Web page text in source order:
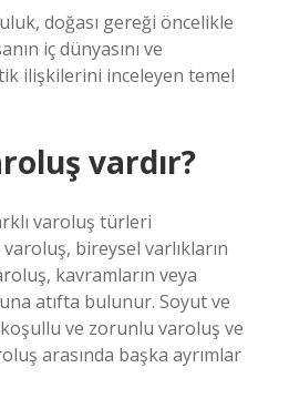
doğası gereği öncelikle
iç dünyasını ve
ilişkilerini inceleyen temel
vardır?
varoluş türleri
bireysel varlıkların
kavramların veya
atıfta bulunur. Soyut ve
ve zorunlu varoluş ve
arasında başka ayrımlar